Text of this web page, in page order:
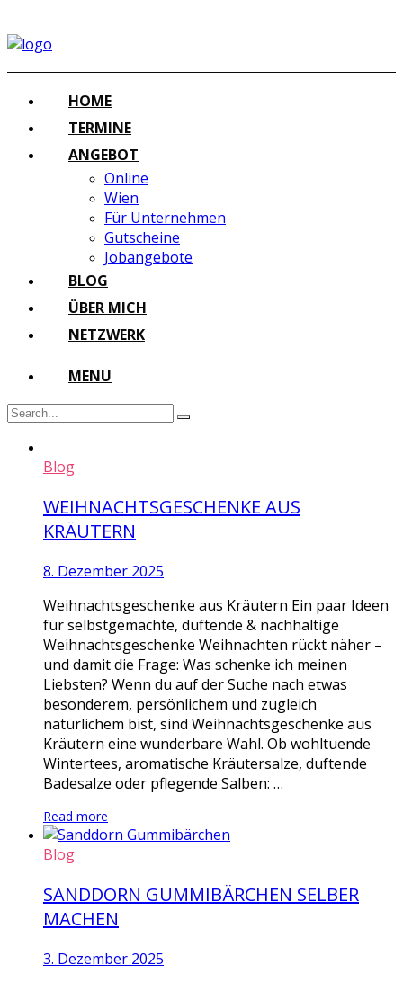
HOME
TERMINE
ANGEBOT
Online
Wien
Für Unternehmen
Gutscheine
Jobangebote
BLOG
ÜBER MICH
NETZWERK
MENU
Blog
WEIHNACHTSGESCHENKE AUS
KRÄUTERN
8. Dezember 2025
Weihnachtsgeschenke aus Kräutern Ein paar Ideen
für selbstgemachte, duftende & nachhaltige
Weihnachtsgeschenke Weihnachten rückt näher –
und damit die Frage: Was schenke ich meinen
Liebsten? Wenn du auf der Suche nach etwas
besonderem, persönlichem und zugleich
natürlichem bist, sind Weihnachtsgeschenke aus
Kräutern eine wunderbare Wahl. Ob wohltuende
Wintertees, aromatische Kräutersalze, duftende
Badesalze oder pflegende Salben: …
Read more
Blog
SANDDORN GUMMIBÄRCHEN SELBER
MACHEN
3. Dezember 2025